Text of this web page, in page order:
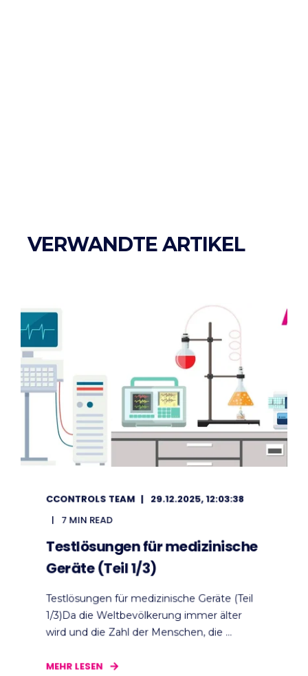
VERWANDTE ARTIKEL
CCONTROLS TEAM
29.12.2025, 12:03:38
7 MIN READ
Testlösungen für medizinische
Geräte (Teil 1/3)
Testlösungen für medizinische Geräte (Teil
1/3)Da die Weltbevölkerung immer älter
wird und die Zahl der Menschen, die ...
MEHR LESEN